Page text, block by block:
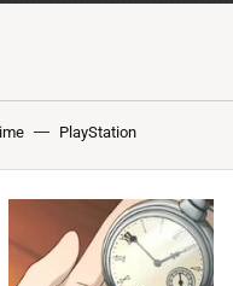
PlayStation